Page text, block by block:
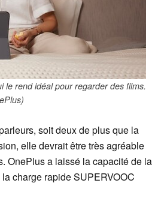
le rend idéal pour regarder des films.
soit deux de plus que la
elle devrait être très agréable
OnePlus a laissé la capacité de la
charge rapide SUPERVOOC